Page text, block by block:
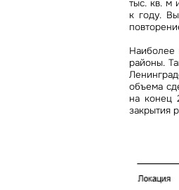
тыс. кв. м
к году.
Наиболее
районы.
объема
на конец
закрытия